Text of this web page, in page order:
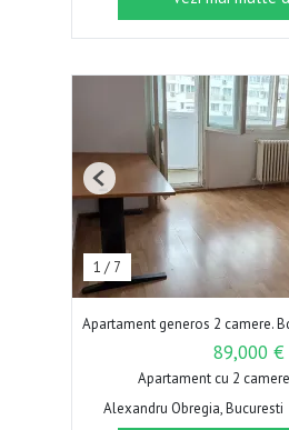
1 / 7
Previous
Apartament generos 2 camere.
89,000 €
Apartament cu 2
Alexandru Obregia, Bucuresti